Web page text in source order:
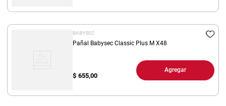
BABYSEC
Pañal Babysec Classic Plus M X48
$ 655,00
Agregar